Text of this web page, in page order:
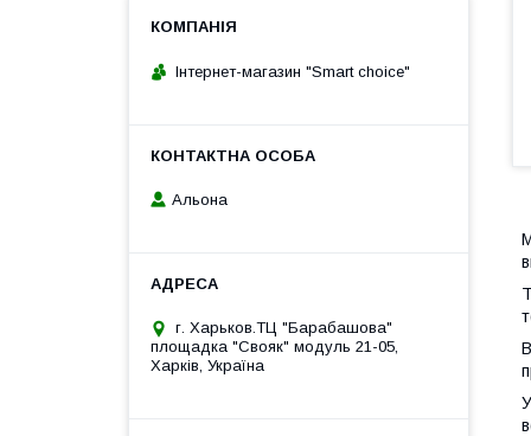
Інтернет-магазин "Smart choice"
Альона
г. Харьков.ТЦ "Барабашова"
площадка "Свояк" модуль 21-05,
Харків, Україна